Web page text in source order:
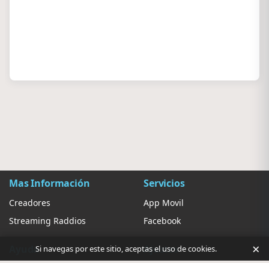
Mas Información
Creadores
Streaming Raddios
Servicios
App Movil
Facebook
Ayuda Ajustes
Si navegas por este sitio, aceptas el uso de cookies. ×